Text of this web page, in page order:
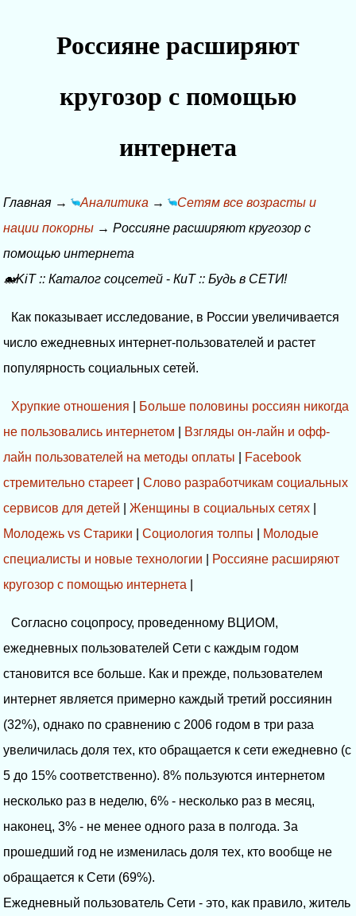
Россияне расширяют
кругозор с помощью
интернета
Главная → Аналитика →
Сетям все возрасты и
нации покорны → Россияне расширяют кругозор с
помощью интернета
🐋KiT:: Каталог соцсетей - КиТ:: Будь в СЕТИ!
Как показывает исследование, в России увеличивается
число ежедневных интернет-пользователей и растет
популярность социальных сетей.
Хрупкие отношения
Больше половины россиян никогда
не пользовались интернетом
Взгляды он-лайн и офф-
лайн пользователей на методы оплаты
Facebook
стремительно стареет
Слово разработчикам социальных
сервисов для детей
Женщины в социальных сетях
Молодежь vs Старики
Социология толпы
Молодые
специалисты и новые технологии
Россияне расширяют
кругозор с помощью интернета
Согласно соцопросу, проведенному ВЦИОМ,
ежедневных пользователей Сети с каждым годом
становится все больше. Как и прежде, пользователем
интернет является примерно каждый третий россиянин
(32%), однако по сравнению с 2006 годом в три раза
увеличилась доля тех, кто обращается к сети ежедневно (с
5 до 15% соответственно). 8% пользуются интернетом
несколько раз в неделю, 6% - несколько раз в месяц,
наконец, 3% - не менее одного раза в полгода. За
прошедший год не изменилась доля тех, кто вообще не
обращается к Сети (69%).
Ежедневный пользователь Сети - это, как правило, житель